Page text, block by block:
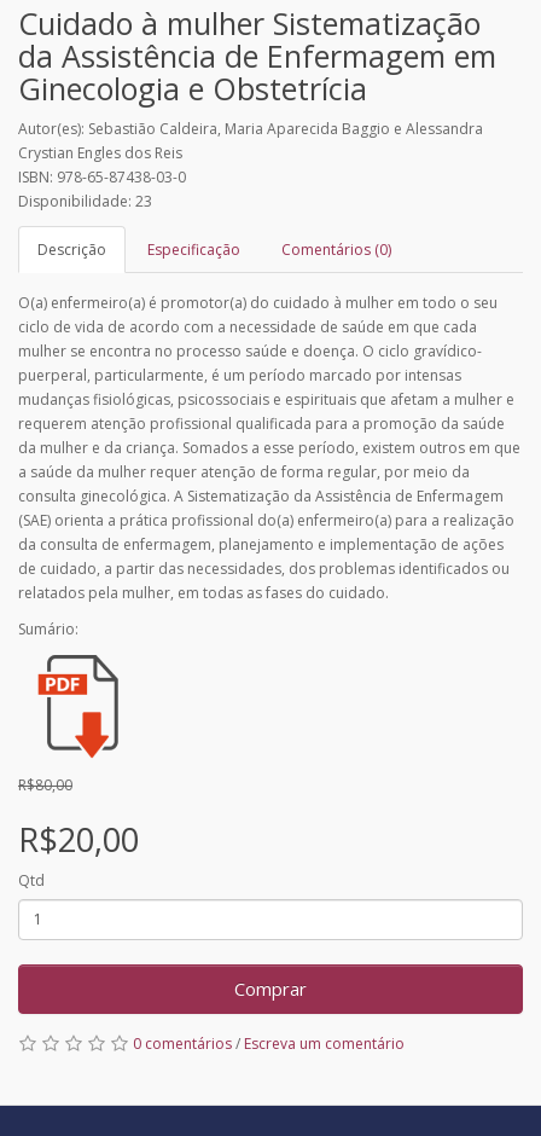
Cuidado à mulher Sistematização
da Assistência de Enfermagem em
Ginecologia e Obstetrícia
Autor(es): Sebastião Caldeira, Maria Aparecida Baggio e Alessandra
Crystian Engles dos Reis
ISBN: 978-65-87438-03-0
Disponibilidade: 23
Descrição Especificação Comentários (0)
O(a) enfermeiro(a) é promotor(a) do cuidado à mulher em todo o seu
ciclo de vida de acordo com a necessidade de saúde em que cada
mulher se encontra no processo saúde e doença. O ciclo gravídico-
puerperal, particularmente, é um período marcado por intensas
mudanças fisiológicas, psicossociais e espirituais que afetam a mulher e
requerem atenção profissional qualificada para a promoção da saúde
da mulher e da criança. Somados a esse período, existem outros em que
a saúde da mulher requer atenção de forma regular, por meio da
consulta ginecológica. A Sistematização da Assistência de Enfermagem
(SAE) orienta a prática profissional do(a) enfermeiro(a) para a realização
da consulta de enfermagem, planejamento e implementação de ações
de cuidado, a partir das necessidades, dos problemas identificados ou
relatados pela mulher, em todas as fases do cuidado.
Sumário:
R$80,00
R$20,00
Qtd
Comprar
0 comentários/ Escreva um comentário